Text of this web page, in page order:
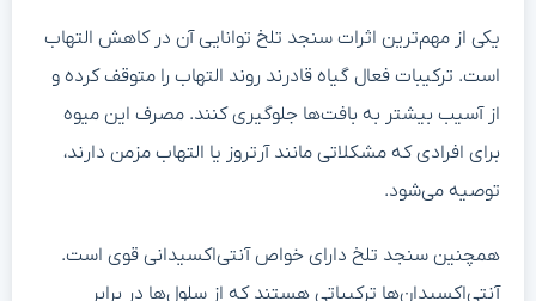
یکی از مهم‌ترین اثرات سنجد تلخ توانایی آن در کاهش التهاب
است. ترکیبات فعال گیاه قادرند روند التهاب را متوقف کرده و
از آسیب بیشتر به بافت‌ها جلوگیری کنند. مصرف این میوه
برای افرادی که مشکلاتی مانند آرتروز یا التهاب مزمن دارند،
توصیه می‌شود.
همچنین سنجد تلخ دارای خواص آنتی‌اکسیدانی قوی است.
آنتی‌اکسیدان‌ها ترکیباتی هستند که از سلول‌ها در برابر